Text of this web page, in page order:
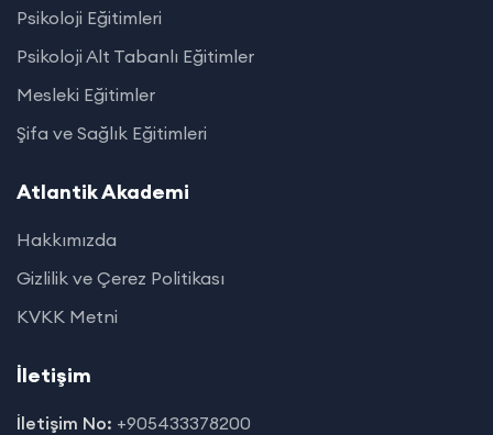
Psikoloji Eğitimleri
Psikoloji Alt Tabanlı Eğitimler
Mesleki Eğitimler
Şifa ve Sağlık Eğitimleri
Atlantik Akademi
Hakkımızda
Gizlilik ve Çerez Politikası
KVKK Metni
İletişim
İletişim No: +905433378200